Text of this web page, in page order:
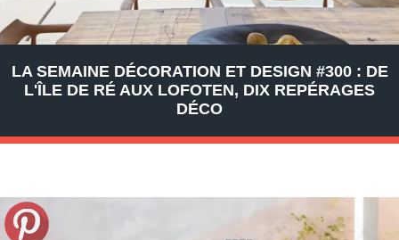
LA SEMAINE DÉCORATION ET DESIGN #300 : DE
L'ÎLE DE RÉ AUX LOFOTEN, DIX REPÉRAGES
DÉCO